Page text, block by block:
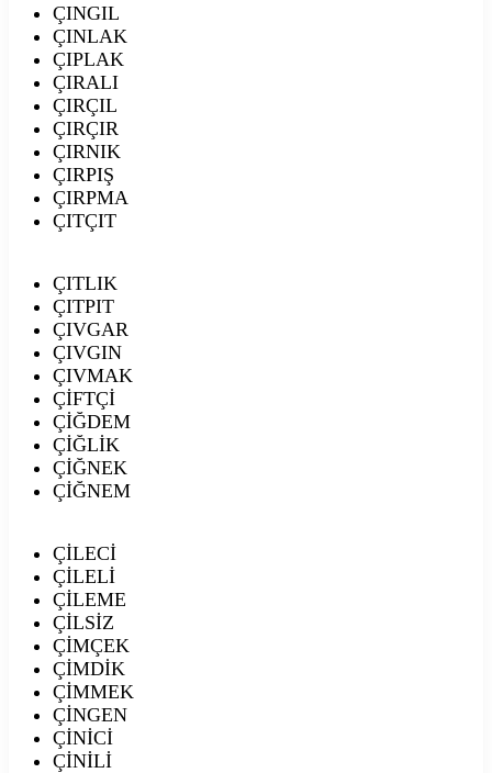
ÇINGIL
ÇINLAK
ÇIPLAK
ÇIRALI
ÇIRÇIL
ÇIRÇIR
ÇIRNIK
ÇIRPIŞ
ÇIRPMA
ÇITÇIT
ÇITLIK
ÇITPIT
ÇIVGAR
ÇIVGIN
ÇIVMAK
ÇİFTÇİ
ÇİĞDEM
ÇİĞLİK
ÇİĞNEK
ÇİĞNEM
ÇİLECİ
ÇİLELİ
ÇİLEME
ÇİLSİZ
ÇİMÇEK
ÇİMDİK
ÇİMMEK
ÇİNGEN
ÇİNİCİ
ÇİNİLİ